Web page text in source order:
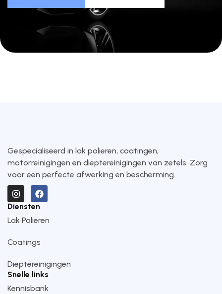
Gespecialiseerd in lak polieren, coatingen,
motorreinigingen en dieptereinigingen van zetels. Zorg
voor een perfecte afwerking en bescherming.
Diensten
Lak Polieren
Coatings
Dieptereinigingen
Snelle links
Kennisbank